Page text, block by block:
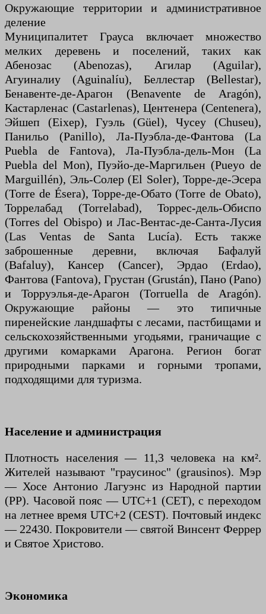
Окружающие территории и административное
деление
Муниципалитет Грауса включает множество
мелких деревень и поселений, таких как
Абенозас (Abenozas), Агилар (Aguilar),
Агуиналиу (Aguinalíu), Беллестар (Bellestar),
Бенавенте-де-Арагон (Benavente de Aragón),
Кастарленас (Castarlenas), Центенера (Centenera),
Эйшеп (Eixep), Гуэль (Güel), Чусеу (Chuseu),
Панильо (Panillo), Ла-Пуэбла-де-Фантова (La
Puebla de Fantova), Ла-Пуэбла-дель-Мон (La
Puebla del Mon), Пуэйо-де-Маргильен (Pueyo de
Marguillén), Эль-Солер (El Soler), Торре-де-Эсера
(Torre de Ésera), Торре-де-Обато (Torre de Obato),
Торрелабад (Torrelabad), Торрес-дель-Обиспо
(Torres del Obispo) и Лас-Вентас-де-Санта-Лусия
(Las Ventas de Santa Lucía). Есть также
заброшенные деревни, включая Бафалуй
(Bafaluy), Кансер (Cancer), Эрдао (Erdao),
Фантова (Fantova), Грустан (Grustán), Пано (Pano)
и Торруэлья-де-Арагон (Torruella de Aragón).
Окружающие районы — это типичные
пиренейские ландшафты с лесами, пастбищами и
сельскохозяйственными угодьями, граничащие с
другими комарками Арагона. Регион богат
природными парками и горными тропами,
подходящими для туризма.
Население и администрация
Плотность населения — 11,3 человека на км².
Жителей называют "граусинос" (grausinos). Мэр
— Хосе Антонио Лагуэнс из Народной партии
(PP). Часовой пояс — UTC+1 (CET), с переходом
на летнее время UTC+2 (CEST). Почтовый индекс
— 22430. Покровители — святой Винсент Феррер
и Святое Христово.
Экономика